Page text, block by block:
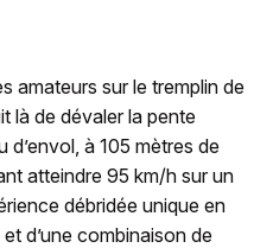
amateurs sur le tremplin de
là de dévaler la pente
à 105 mètres de
atteindre 95 km/h sur un
débridée unique en
d’une combinaison de